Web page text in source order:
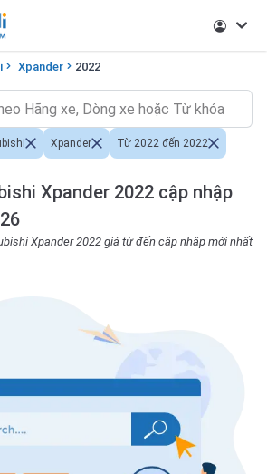
Xpander 2022
Xpander 2022 cập nhập
Xpander 2022 giá từ đến cập nhập mới nhất
Xpander Từ 2022 đến 2022